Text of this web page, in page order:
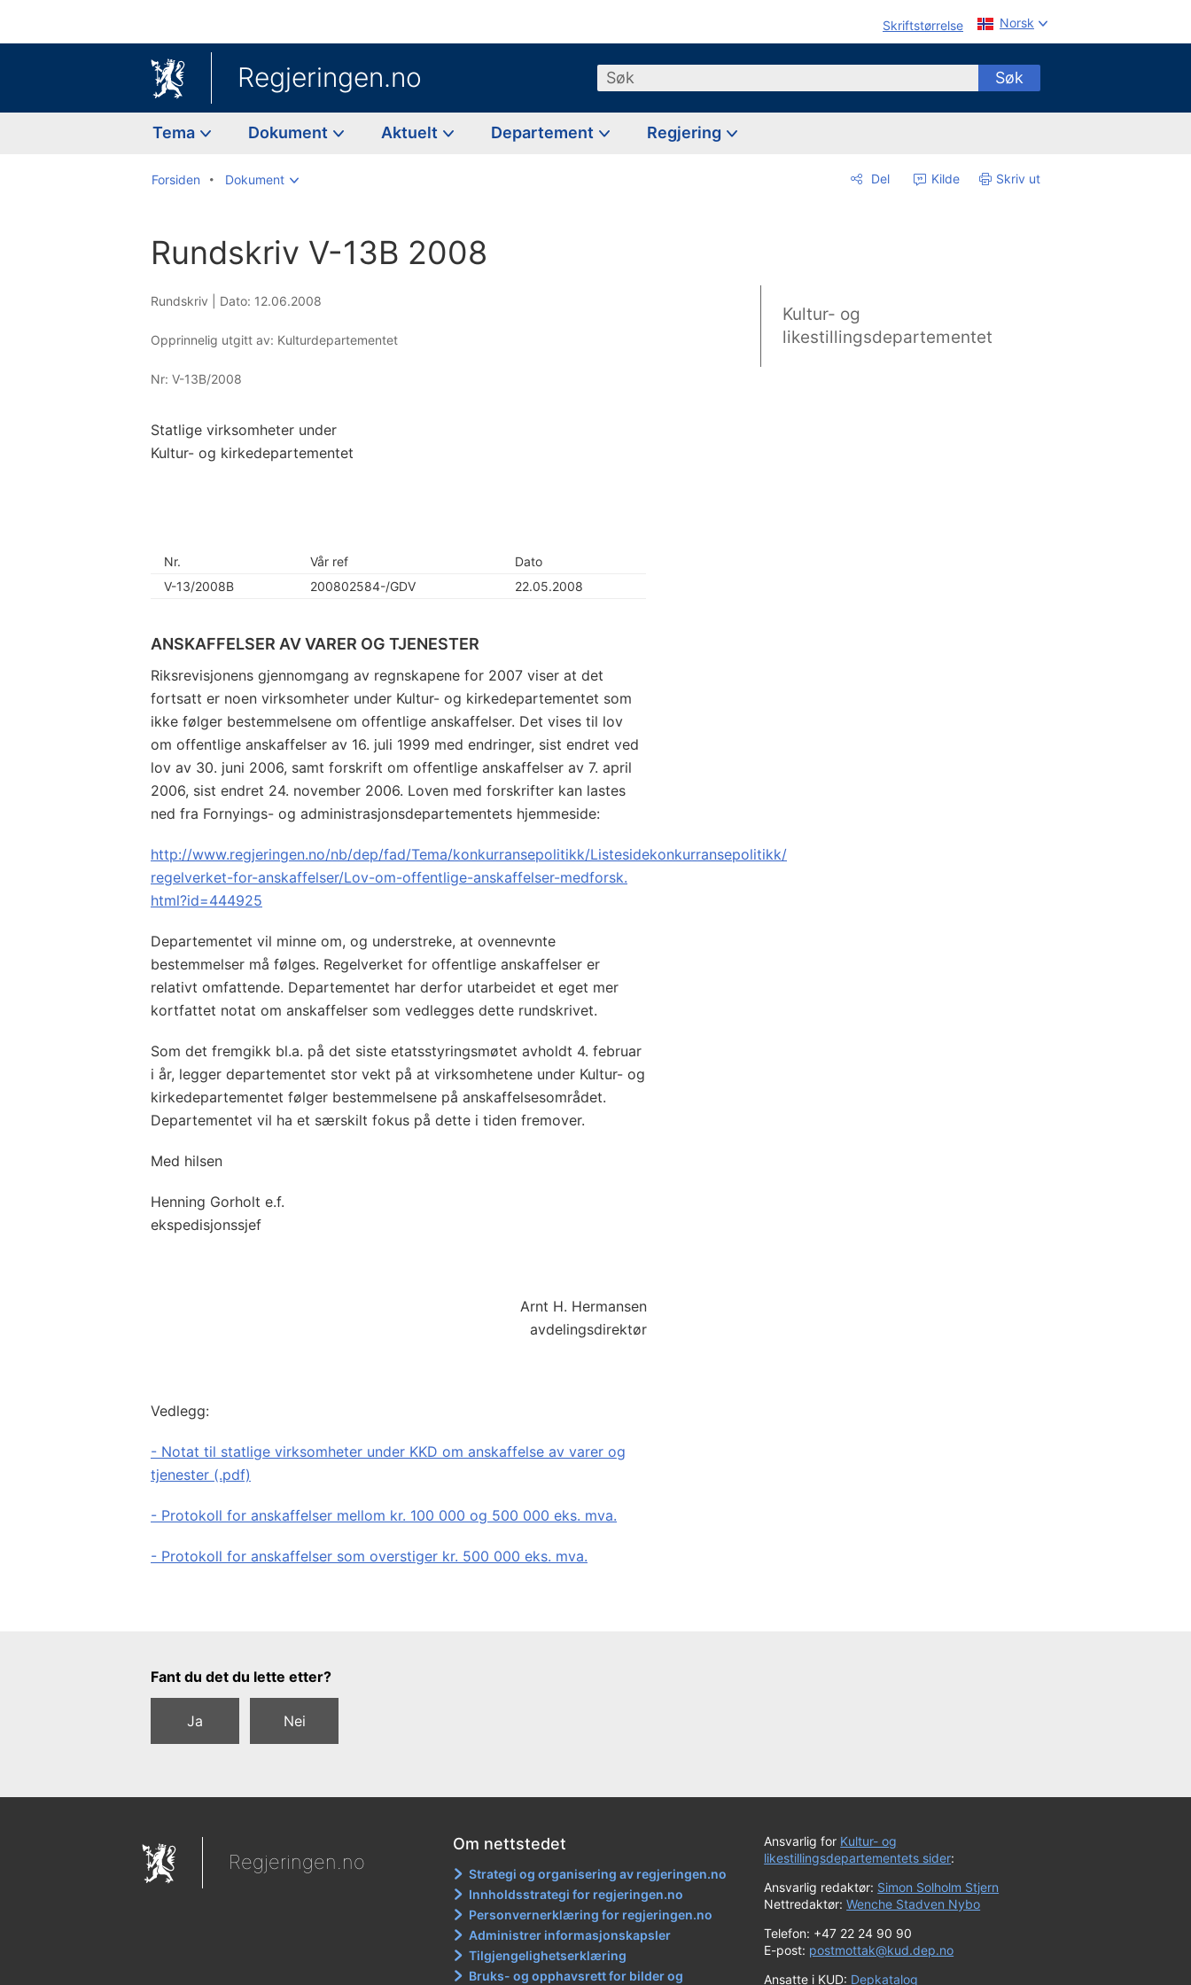
Skriftstørrelse Norsk
Regjeringen.no Søk Søk
Tema Dokument Aktuelt Departement Regjering
Forsiden Dokument Del Kilde Skriv ut
Rundskriv V-13B 2008
Rundskriv | Dato: 12.06.2008
Opprinnelig utgitt av: Kulturdepartementet
Nr: V-13B/2008
Statlige virksomheter under
Kultur- og kirkedepartementet
Nr. Vår ref
Dato
V-13/2008B
200802584-/GDV 22.05.2008
ANSKAFFELSER AV VARER OG TJENESTER
Riksrevisjonens gjennomgang av regnskapene for 2007 viser at det
fortsatt er noen virksomheter under Kultur- og kirkedepartementet som
ikke følger bestemmelsene om offentlige anskaffelser. Det vises til lov
om offentlige anskaffelser av 16. juli 1999 med endringer, sist endret ved
lov av 30. juni 2006, samt forskrift om offentlige anskaffelser av 7. april
2006, sist endret 24. november 2006. Loven med forskrifter kan lastes
ned fra Fornyings- og administrasjonsdepartementets hjemmeside:
http://www.regjeringen.no/nb/dep/fad/Tema/konkurransepolitikk/Listesidekonkurransepolitikk/
regelverket-for-anskaffelser/Lov-om-offentlige-anskaffelser-medforsk.
html?id=444925
Departementet vil minne om, og understreke, at ovennevnte
bestemmelser må følges. Regelverket for offentlige anskaffelser er
relativt omfattende. Departementet har derfor utarbeidet et eget mer
kortfattet notat om anskaffelser som vedlegges dette rundskrivet.
Som det fremgikk bl.a. på det siste etatsstyringsmøtet avholdt 4. februar
i år, legger departementet stor vekt på at virksomhetene under Kultur- og
kirkedepartementet følger bestemmelsene på anskaffelsesområdet.
Departementet vil ha et særskilt fokus på dette i tiden fremover.
Med hilsen
Henning Gorholt e.f.
ekspedisjonssjef
Arnt H. Hermansen
avdelingsdirektør
Vedlegg:
- Notat til statlige virksomheter under KKD om anskaffelse av varer og
tjenester (.pdf)
- Protokoll for anskaffelser mellom kr. 100 000 og 500 000 eks. mva.
- Protokoll for anskaffelser som overstiger kr. 500 000 eks. mva.
Kultur- og
likestillingsdepartementet
Tilbakemeldingsskjema
Fant du det du lette etter?
Ja Nei
Regjeringen.no
Om nettstedet
Strategi og organisering av regjeringen.no
Innholdsstrategi for regjeringen.no
Personvernerklæring for regjeringen.no
Administrer informasjonskapsler
Tilgjengelighetserklæring
Bruks- og opphavsrett for bilder og
Ansvarlig for Kultur- og
likestillingsdepartementets sider:
Ansvarlig redaktør: Simon Solholm Stjern
Nettredaktør:Wenche Stadven Nybo
Telefon: +47 22 24 90 90
E-post: postmottak@kud.dep.no
Ansatte i KUD: Depkatalog